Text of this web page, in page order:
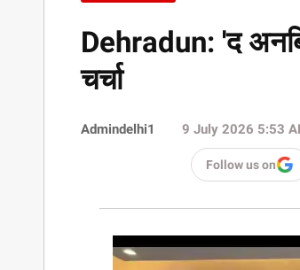
Dehradun: 'द
चर्चा
Admindelhi1 9 July 2026 5:53
Follow us on